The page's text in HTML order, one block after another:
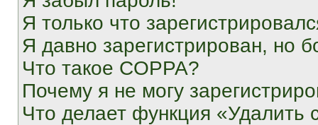
Я только что
Я давно зарегистрирован, но
Что такое COPPA?
Почему я не могу
Что делает функция «Удалить